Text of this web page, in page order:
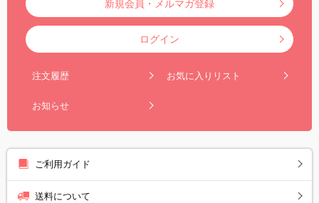
新規会員・メルマガ登録
ログイン
注文履歴 お気に入りリスト
お知らせ
ご利用ガイド
送料について